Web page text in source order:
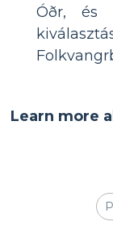
Óðr, és
Learn more